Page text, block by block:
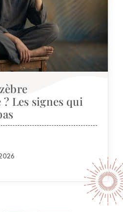
Les signes qui